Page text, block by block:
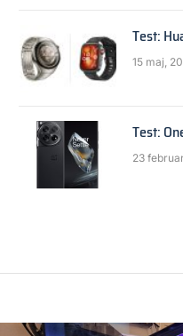
Test:
15 maj,
Test:
23